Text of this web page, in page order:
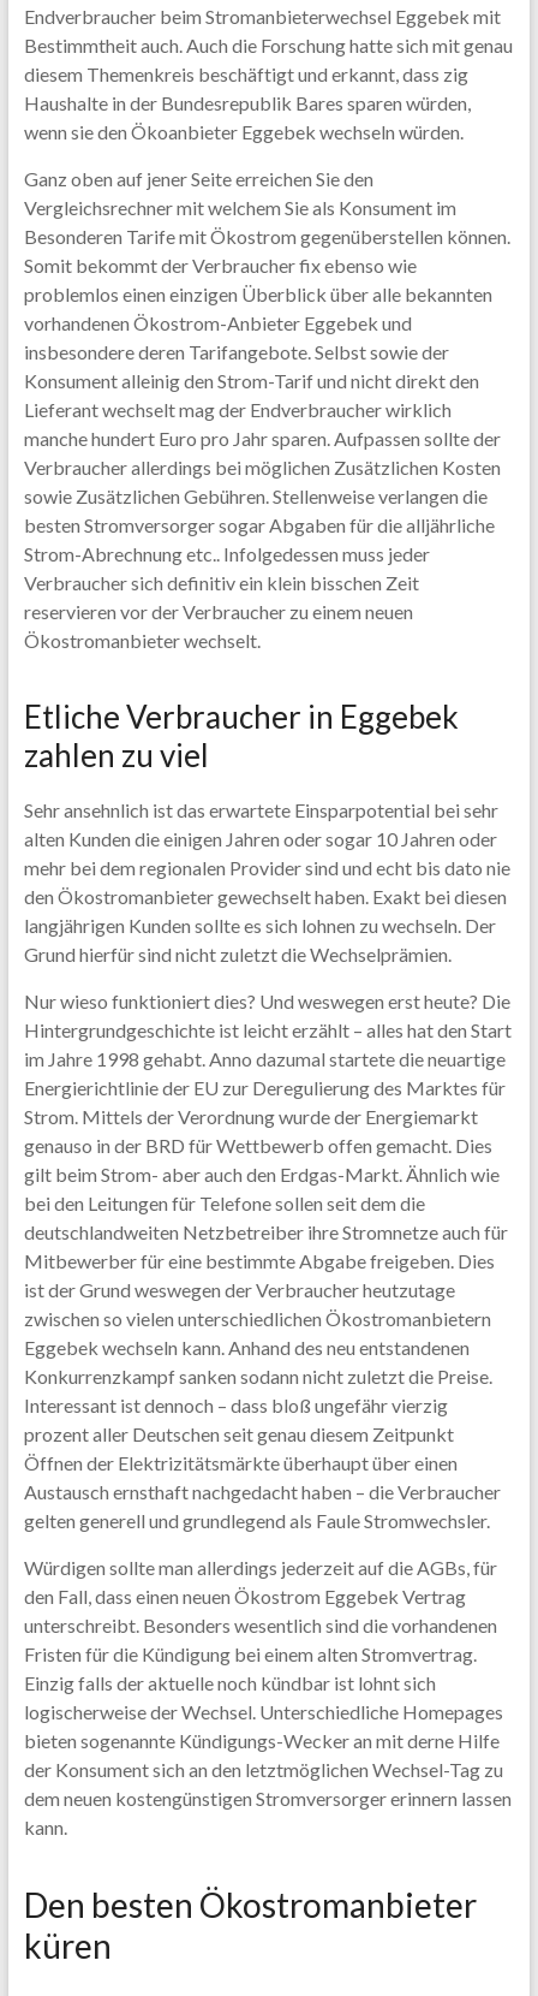
Endverbraucher beim Stromanbieterwechsel Eggebek mit
Bestimmtheit auch. Auch die Forschung hatte sich mit genau
diesem Themenkreis beschäftigt und erkannt, dass zig
Haushalte in der Bundesrepublik Bares sparen würden,
wenn sie den Ökoanbieter Eggebek wechseln würden.
Ganz oben auf jener Seite erreichen Sie den
Vergleichsrechner mit welchem Sie als Konsument im
Besonderen Tarife mit Ökostrom gegenüberstellen können.
Somit bekommt der Verbraucher fix ebenso wie
problemlos einen einzigen Überblick über alle bekannten
vorhandenen Ökostrom-Anbieter Eggebek und
insbesondere deren Tarifangebote. Selbst sowie der
Konsument alleinig den Strom-Tarif und nicht direkt den
Lieferant wechselt mag der Endverbraucher wirklich
manche hundert Euro pro Jahr sparen. Aufpassen sollte der
Verbraucher allerdings bei möglichen Zusätzlichen Kosten
sowie Zusätzlichen Gebühren. Stellenweise verlangen die
besten Stromversorger sogar Abgaben für die alljährliche
Strom-Abrechnung etc.. Infolgedessen muss jeder
Verbraucher sich definitiv ein klein bisschen Zeit
reservieren vor der Verbraucher zu einem neuen
Ökostromanbieter wechselt.
Etliche Verbraucher in Eggebek
zahlen zu viel
Sehr ansehnlich ist das erwartete Einsparpotential bei sehr
alten Kunden die einigen Jahren oder sogar 10 Jahren oder
mehr bei dem regionalen Provider sind und echt bis dato nie
den Ökostromanbieter gewechselt haben. Exakt bei diesen
langjährigen Kunden sollte es sich lohnen zu wechseln. Der
Grund hierfür sind nicht zuletzt die Wechselprämien.
Nur wieso funktioniert dies? Und weswegen erst heute? Die
Hintergrundgeschichte ist leicht erzählt – alles hat den Start
im Jahre 1998 gehabt. Anno dazumal startete die neuartige
Energierichtlinie der EU zur Deregulierung des Marktes für
Strom. Mittels der Verordnung wurde der Energiemarkt
genauso in der BRD für Wettbewerb offen gemacht. Dies
gilt beim Strom- aber auch den Erdgas-Markt. Ähnlich wie
bei den Leitungen für Telefone sollen seit dem die
deutschlandweiten Netzbetreiber ihre Stromnetze auch für
Mitbewerber für eine bestimmte Abgabe freigeben. Dies
ist der Grund weswegen der Verbraucher heutzutage
zwischen so vielen unterschiedlichen Ökostromanbietern
Eggebek wechseln kann. Anhand des neu entstandenen
Konkurrenzkampf sanken sodann nicht zuletzt die Preise.
Interessant ist dennoch – dass bloß ungefähr vierzig
prozent aller Deutschen seit genau diesem Zeitpunkt
Öffnen der Elektrizitätsmärkte überhaupt über einen
Austausch ernsthaft nachgedacht haben – die Verbraucher
gelten generell und grundlegend als Faule Stromwechsler.
Würdigen sollte man allerdings jederzeit auf die AGBs, für
den Fall, dass einen neuen Ökostrom Eggebek Vertrag
unterschreibt. Besonders wesentlich sind die vorhandenen
Fristen für die Kündigung bei einem alten Stromvertrag.
Einzig falls der aktuelle noch kündbar ist lohnt sich
logischerweise der Wechsel. Unterschiedliche Homepages
bieten sogenannte Kündigungs-Wecker an mit derne Hilfe
der Konsument sich an den letztmöglichen Wechsel-Tag zu
dem neuen kostengünstigen Stromversorger erinnern lassen
kann.
Den besten Ökostromanbieter
küren